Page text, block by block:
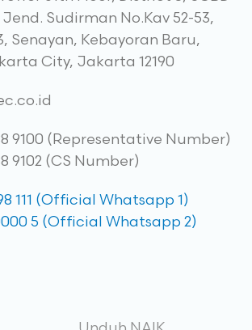
Jend. Sudirman No.Kav 52-53,
Senayan, Kebayoran Baru,
City, Jakarta 12190
9100 (Representative Number)
9102 (CS Number)
111 (Official Whatsapp 1)
5 (Official Whatsapp 2)